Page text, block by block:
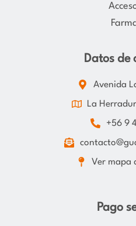
Datos de
Avenida
La
+56 9
Ver mapa
Pago